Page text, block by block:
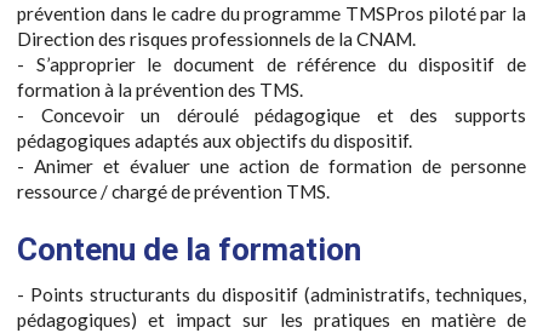
prévention dans le cadre du programme TMSPros piloté par la
Direction des risques professionnels de la CNAM.
- S’approprier le document de référence du dispositif de
formation à la prévention des TMS.
- Concevoir un déroulé pédagogique et des supports
pédagogiques adaptés aux objectifs du dispositif.
- Animer et évaluer une action de formation de personne
ressource / chargé de prévention TMS.
Contenu de la formation
- Points structurants du dispositif (administratifs, techniques,
pédagogiques) et impact sur les pratiques en matière de